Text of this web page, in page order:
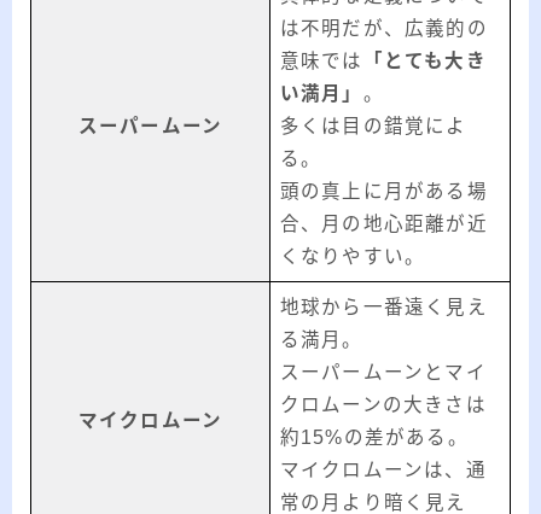
スーパームーン
は不明だが、広義的の
意味では
「とても大き
い満月」 。
多くは目の錯覚によ
る。
頭の真上に月がある場
合、月の地心距離が近
くなりやすい。
マイクロムーン
地球から一番遠く見え
る満月。
スーパームーンとマイ
クロムーンの大きさは
約15%の差がある。
マイクロムーンは、通
常の月より暗く見え